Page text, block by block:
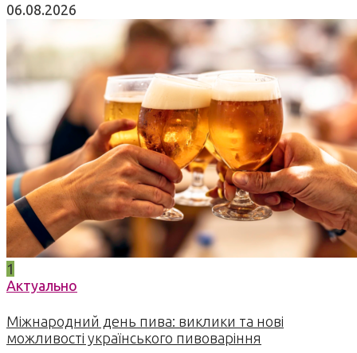
06.08.2026
1
Актуально
Міжнародний день пива: виклики та нові
можливості українського пивоваріння